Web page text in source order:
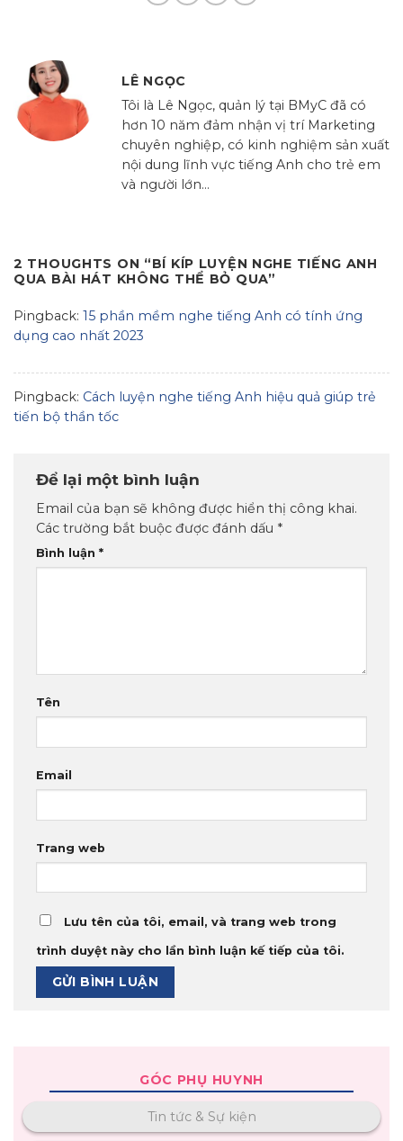
LÊ NGỌC
Tôi là Lê Ngọc, quản lý tại BMyC đã có
hơn 10 năm đảm nhận vị trí Marketing
chuyên nghiệp, có kinh nghiệm sản xuất
nội dung lĩnh vực tiếng Anh cho trẻ em
và người lớn...
2 THOUGHTS ON “BÍ KÍP LUYỆN NGHE TIẾNG ANH
QUA BÀI HÁT KHÔNG THỂ BỎ QUA”
Pingback: 15 phần mềm nghe tiếng Anh có tính ứng
dụng cao nhất 2023
Pingback: Cách luyện nghe tiếng Anh hiệu quả giúp trẻ
tiến bộ thần tốc
Để lại một bình luận
Email của bạn sẽ không được hiển thị công khai.
Các trường bắt buộc được đánh dấu *
Bình luận *
Tên
Email
Trang web
Lưu tên của tôi, email, và trang web trong
trình duyệt này cho lần bình luận kế tiếp của tôi.
GÓC PHỤ HUYNH
Tin tức & Sự kiện